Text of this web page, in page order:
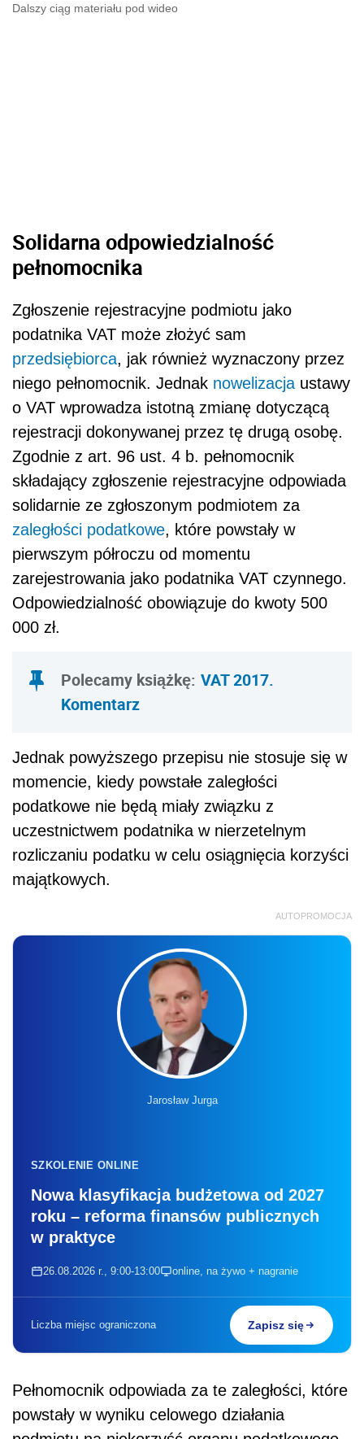
Dalszy ciąg materiału pod wideo
Solidarna odpowiedzialność
pełnomocnika
Zgłoszenie rejestracyjne podmiotu jako
podatnika VAT może złożyć sam
przedsiębiorca, jak również wyznaczony przez
niego pełnomocnik. Jednak nowelizacja ustawy
o VAT wprowadza istotną zmianę dotyczącą
rejestracji dokonywanej przez tę drugą osobę.
Zgodnie z art. 96 ust. 4 b. pełnomocnik
składający zgłoszenie rejestracyjne odpowiada
solidarnie ze zgłoszonym podmiotem za
zaległości podatkowe, które powstały w
pierwszym półroczu od momentu
zarejestrowania jako podatnika VAT czynnego.
Odpowiedzialność obowiązuje do kwoty 500
000 zł.
Polecamy książkę: VAT 2017.
Komentarz
Jednak powyższego przepisu nie stosuje się w
momencie, kiedy powstałe zaległości
podatkowe nie będą miały związku z
uczestnictwem podatnika w nierzetelnym
rozliczaniu podatku w celu osiągnięcia korzyści
majątkowych.
AUTOPROMOCJA
Jarosław Jurga
SZKOLENIE ONLINE
Nowa klasyfikacja budżetowa od 2027
roku – reforma finansów publicznych
w praktyce
26.08.2026 r., 9:00-13:00 online, na żywo + nagranie
Liczba miejsc ograniczona Zapisz się
Pełnomocnik odpowiada za te zaległości, które
powstały w wyniku celowego działania